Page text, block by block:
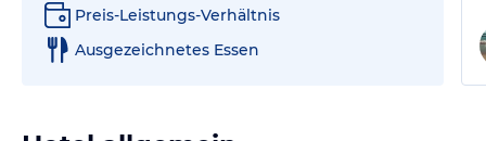
Preis-Leistungs-Verhältnis
Ausgezeichnetes Essen